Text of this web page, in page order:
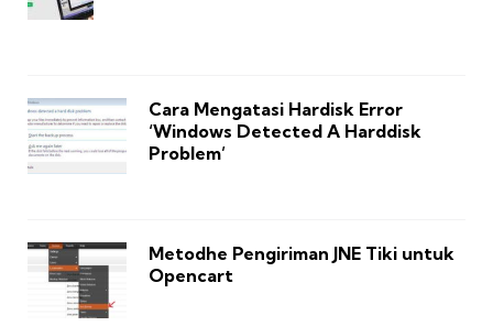
Cara Mengatasi Hardisk Error
‘Windows Detected A Harddisk
Problem’
Metodhe Pengiriman JNE Tiki untuk
Opencart